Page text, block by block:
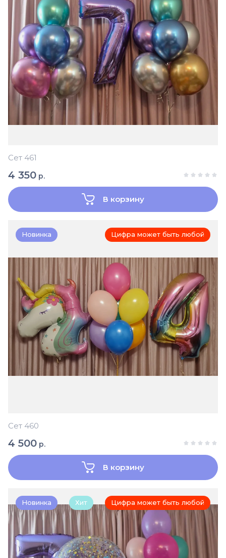
Сет 461
4 350 р.
В корзину
Новинка Цифра может быть любой
Сет 460
4 500 р.
В корзину
Новинка Хит Цифра может быть любой